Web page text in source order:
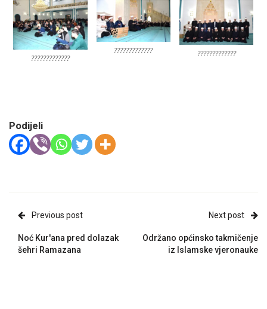
?????????????
????????????? ?????????????
Podijeli
Previous post
Noć Kur'ana pred dolazak
šehri Ramazana
Next post
Održano općinsko takmičenje
iz Islamske vjeronauke